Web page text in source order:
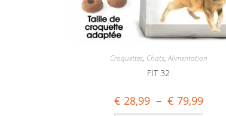
Croquettes, Chats,Alimentation
FIT 32
€ 28,99 – € 79,99